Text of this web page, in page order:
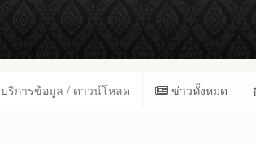
บริการข้อมูล / ดาวน์โหลด ข่าวทั้งหมด